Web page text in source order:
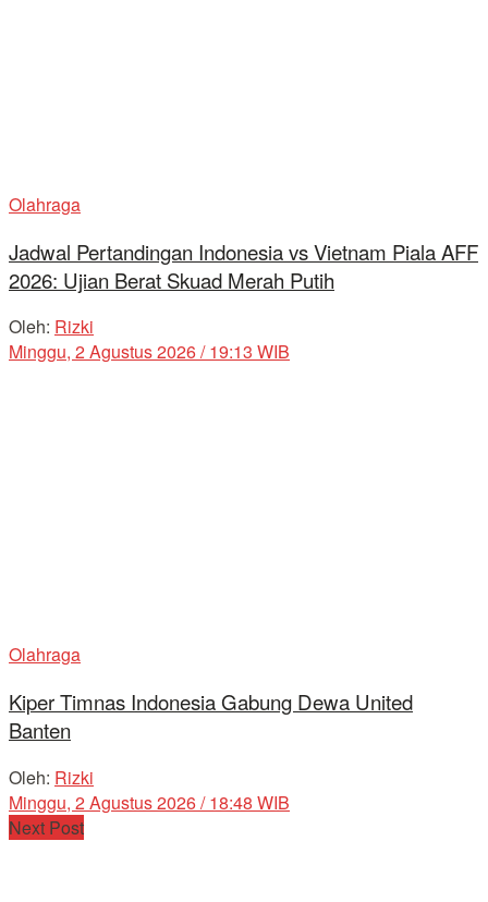
Olahraga
Jadwal Pertandingan Indonesia vs Vietnam Piala AFF
2026: Ujian Berat Skuad Merah Putih
Oleh: Rizki
Minggu, 2 Agustus 2026 / 19:13 WIB
Olahraga
Kiper Timnas Indonesia Gabung Dewa United
Banten
Oleh: Rizki
Minggu, 2 Agustus 2026 / 18:48 WIB
Next Post